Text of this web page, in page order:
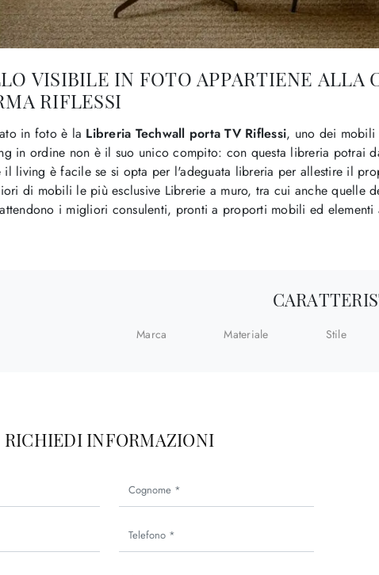
VISIBILE IN FOTO APPARTIENE ALLA
RIFLESSI
in foto è la Libreria Techwall porta TV Riflessi, uno dei mobili
in ordine non è il suo unico compito: con questa libreria potrai
il living è facile se si opta per l'adeguata libreria per allestire il
di mobili le più esclusive Librerie a muro, tra cui anche
i migliori consulenti, pronti a proporti mobili ed
Marca Materiale Stile
RICHIEDI INFORMAZIONI